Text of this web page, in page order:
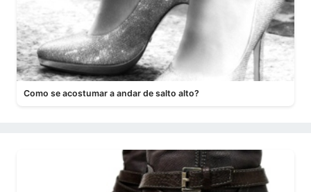
Como se acostumar a andar de salto alto?